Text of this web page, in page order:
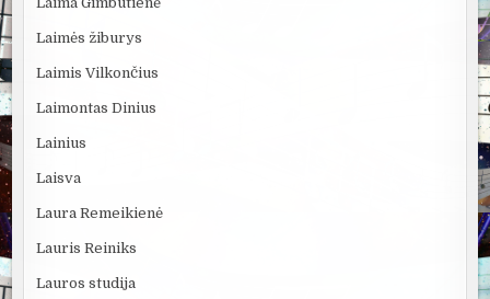
Laimės žiburys
Laimis Vilkončius
Laimontas Dinius
Lainius
Laisva
Laura Remeikienė
Lauris Reiniks
Lauros studija